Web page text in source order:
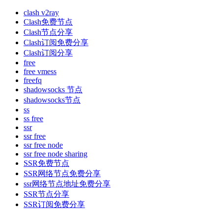
clash v2ray
Clash免费节点
Clash节点分享
Clash订阅免费分享
Clash订阅分享
free
free vmess
freefq
shadowsocks 节点
shadowsocks节点
ss
ss free
ssr
ssr free
ssr free node
ssr free node sharing
SSR免费节点
SSR网络节点免费分享
ssr网络节点地址免费分享
SSR节点分享
SSR订阅免费分享